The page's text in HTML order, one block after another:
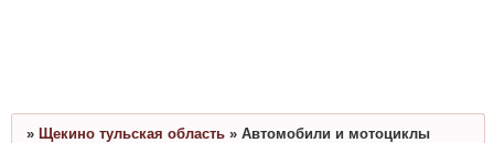
» Щекино тульская область » Автомобили и мотоциклы